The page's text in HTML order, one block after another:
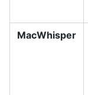
MacWhisper